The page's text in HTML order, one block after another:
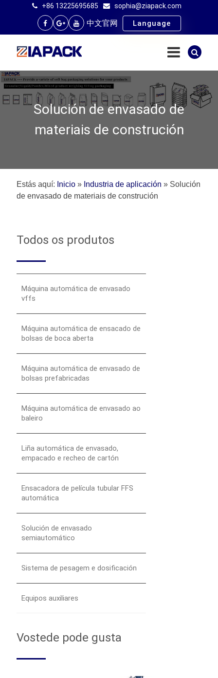
+86 13225695685 sophia@ziapack.com
中文官网 Language
Solución de envasado de
materiais de construción
Estás aquí: Inicio » Industria de aplicación » Solución
de envasado de materiais de construción
Todos os produtos
Máquina automática de envasado
vffs
Máquina automática de ensacado de
bolsas de boca aberta
Máquina automática de envasado de
bolsas prefabricadas
Máquina automática de envasado ao
baleiro
Liña automática de envasado,
empacado e recheo de cartón
Ensacadora de película tubular FFS
automática
Solución de envasado
semiautomático
Sistema de pesagem e dosificación
Equipos auxiliares
Vostede pode gusta